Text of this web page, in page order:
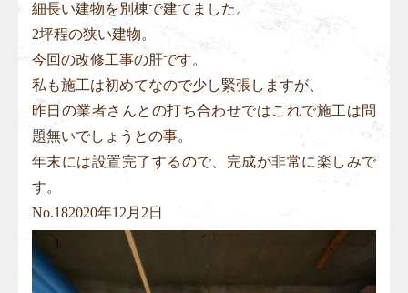
細長い建物を別棟で建てました。
2坪程の狭い建物。
今回の改修工事の肝です。
私も施工は初めてなので少し緊張しますが、
昨日の業者さんとの打ち合わせではこれで施工は問
題無いでしょうとの事。
年末には設置完了するので、完成が非常に楽しみで
す。
No.182020年12月2日